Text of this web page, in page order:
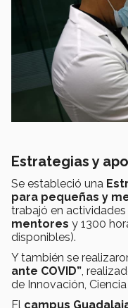
Estrategias y
Se estableció una
para pequeñas y
trabajó en actividades
mentores y 1300
disponibles).
Y también se
ante COVID”,
de Innovación,
El campus